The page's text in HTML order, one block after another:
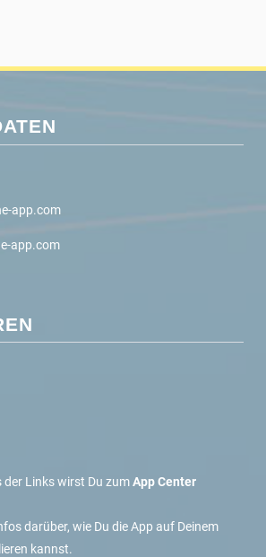
app.com
app.com
Links wirst Du zumApp Center
darüber, wie Du die App auf Deinem
kannst.